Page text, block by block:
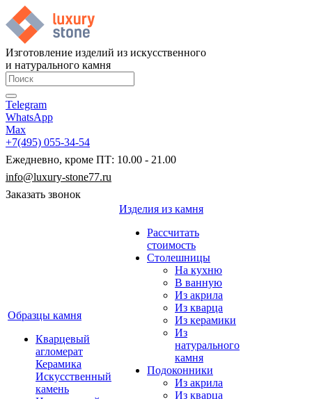
Изготовление изделий из искусственного
и натурального камня
Telegram
WhatsApp
Max
+7(495) 055-34-54
Ежедневно, кроме ПТ: 10.00 - 21.00
info@luxury-stone77.ru
Заказать звонок
Образцы камня
Кварцевый
агломерат
Керамика
Искусственный
камень
Изделия из камня
Рассчитать
стоимость
Столешницы
На кухню
В ванную
Из акрила
Из кварца
Из керамики
Из
натурального
камня
Подоконники
Из акрила
Из кварца